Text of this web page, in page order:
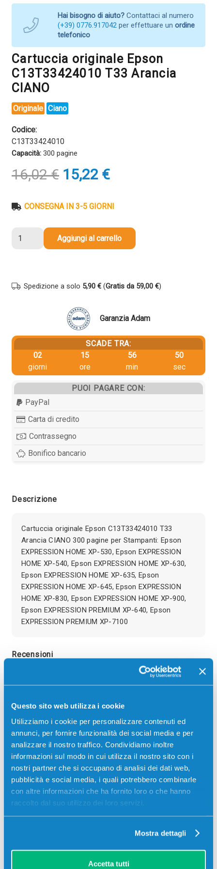
Questo sito web utilizza i cookie
Utilizziamo i cookie per personalizzare contenuti ed
annunci, per fornire funzionalità dei social media e per
analizzare il nostro traffico. Condividiamo inoltre
informazioni sul modo in cui utilizza il nostro sito con i
nostri partner che si occupano di analisi dei dati web,
pubblicità e social media, i quali potrebbero combinarle
con altre informazioni che ha fornito loro o che hanno
raccolto dal suo utilizzo dei loro servizi.
Mostra dettagli
Accetta tutti
Hai bisogno di aiuto? Contattaci al numero
(+39) 0776.917042 per effettuare un ordine
telefonico
Cartuccia originale Epson
C13T33424010 T33 Arancia
CIANO
Originale Ciano
Codice:
C13T33424010
Capacità: 300 pagine
16,02€ Il
prezzo
era:
15,22 €Il
prezzo
è:
CONSEGNA IN 3-5 GIORNI
Arancia
Aggiungi al carrello
Spedizione a solo 5,90 € (Gratis da 59,00 €)
Garanzia Adam
SCADE TRA:
02
giorni
15
ore
56
min
50
sec
PUOI PAGARE CON:
PayPal
Carta di credito
Contrassegno
Bonifico bancario
Descrizione
Cartuccia originale Epson C13T33424010 T33
Arancia CIANO 300 pagine per Stampanti: Epson
EXPRESSION HOME XP-530, Epson EXPRESSION
HOME XP-540, Epson EXPRESSION HOME XP-630,
Epson EXPRESSION HOME XP-635, Epson
EXPRESSION HOME XP-645, Epson EXPRESSION
HOME XP-830, Epson EXPRESSION HOME XP-900,
Epson EXPRESSION PREMIUM XP-640, Epson
EXPRESSION PREMIUM XP-7100
Recensioni
Stampanti compatibili